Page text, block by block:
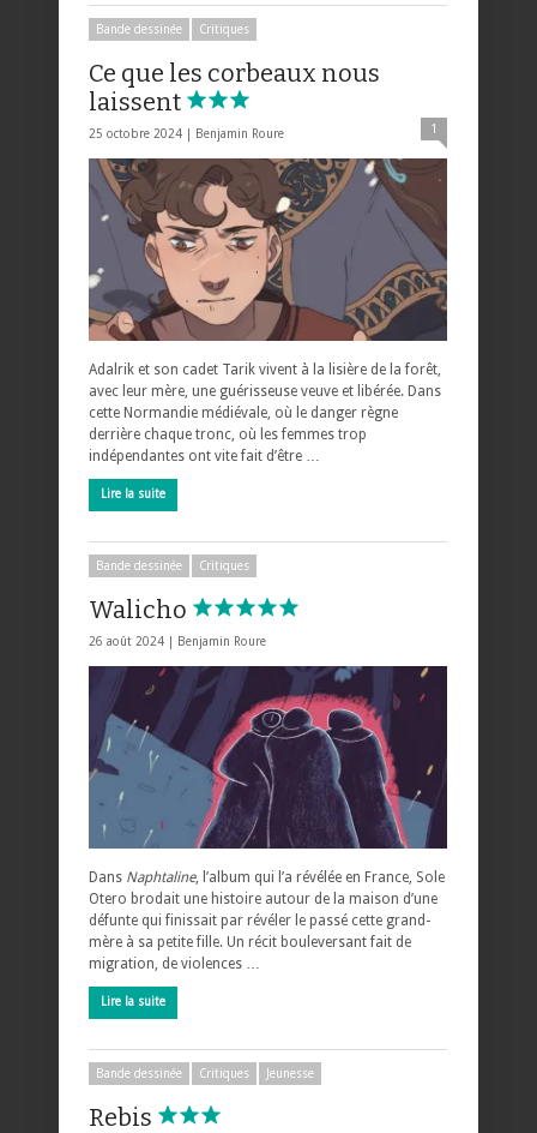
Bande dessinée Critiques
Ce que les corbeaux nous
laissent
25 octobre 2024 | Benjamin Roure 1
Adalrik et son cadet Tarik vivent à la lisière de la forêt,
avec leur mère, une guérisseuse veuve et libérée. Dans
cette Normandie médiévale, où le danger règne
derrière chaque tronc, où les femmes trop
indépendantes ont vite fait d’être …
Lire la suite
Bande dessinée Critiques
Walicho
26 août 2024 | Benjamin Roure
Dans Naphtaline, l’album qui l’a révélée en France, Sole
Otero brodait une histoire autour de la maison d’une
défunte qui finissait par révéler le passé cette grand-
mère à sa petite fille. Un récit bouleversant fait de
migration, de violences …
Lire la suite
Bande dessinée Critiques Jeunesse
Rebis